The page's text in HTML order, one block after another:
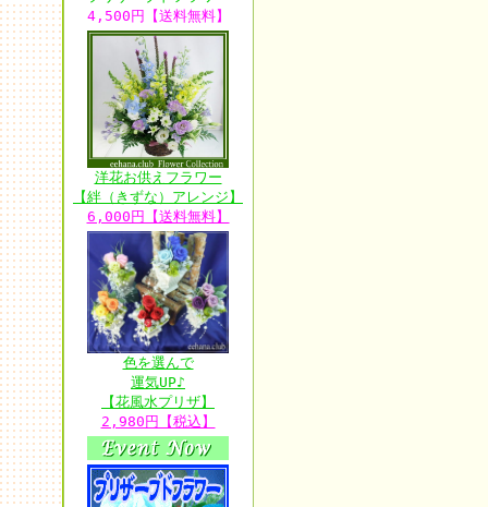
4,500円【送料無料】
洋花お供えフラワー
【絆（きずな）アレンジ】
6,000円【送料無料】
色を選んで
運気UP♪
【花風水プリザ】
2,980円【税込】